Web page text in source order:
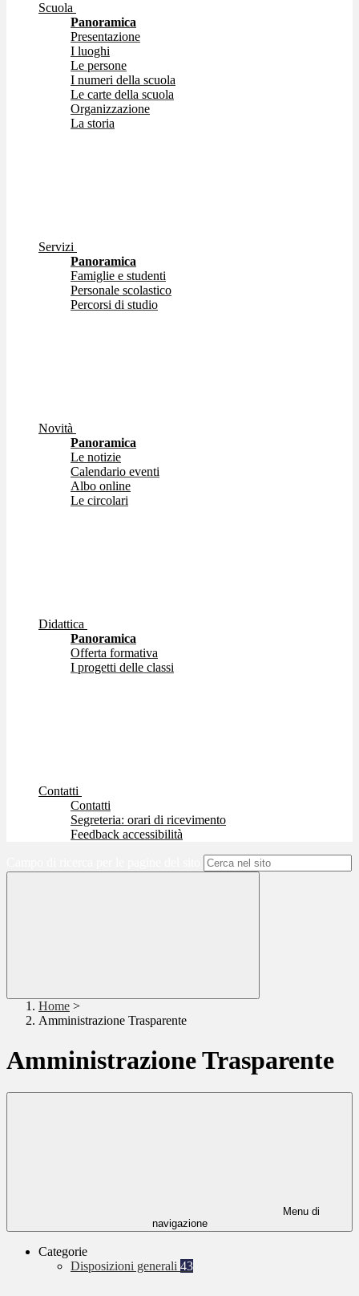
Scuola
Panoramica
Presentazione
I luoghi
Le persone
I numeri della scuola
Le carte della scuola
Organizzazione
La storia
Servizi
Panoramica
Famiglie e studenti
Personale scolastico
Percorsi di studio
Novità
Panoramica
Le notizie
Calendario eventi
Albo online
Le circolari
Didattica
Panoramica
Offerta formativa
I progetti delle classi
Contatti
Contatti
Segreteria: orari di ricevimento
Feedback accessibilità
Home >
Amministrazione Trasparente
Amministrazione Trasparente
Menu di
navigazione
Categorie
Disposizioni generali 43